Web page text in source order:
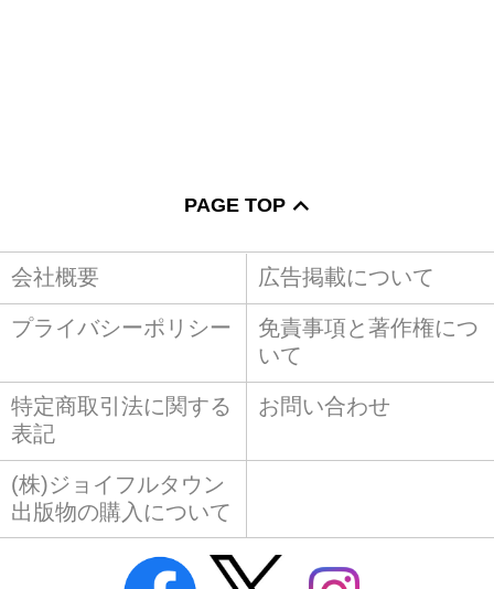
PAGE TOP
会社概要 広告掲載について
プライバシーポリシー
免責事項と著作権につ
いて
特定商取引法に関する
表記
お問い合わせ
(株)ジョイフルタウン
出版物の購入について